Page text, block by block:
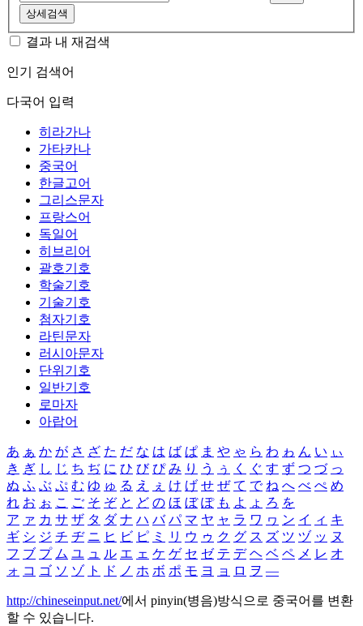
상세검색
결과 내 재검색
인기 검색어
다국어 입력
히라가나
가타카나
중국어
한글고어
그리스문자
프랑스어
독일어
히브리어
괄호기호
학술기호
기술기호
첨자기호
라틴문자
러시아문자
단위기호
일반기호
로마자
아랍어
あ ぁ か が さ ざ た だ な は ば ぱ ま や ゃ ら わ ゎ ん い ぃ
き ぎ し じ ち ぢ に ひ び ぴ み り う ぅ く ぐ す ず つ づ っ
ぬ ふ ぶ ぷ む ゆ ゅ る え ぇ け げ せ ぜ て で ね へ べ ぺ め
れ お ぉ こ ご そ ぞ と ど の ほ ぼ ぽ も よ ょ ろ を
ア ァ カ サ ザ タ ダ ナ ハ バ パ マ ヤ ャ ラ ワ ヮ ン イ ィ キ
ギ シ ジ チ ヂ ニ ヒ ビ ピ ミ リ ウ ゥ ク グ ス ズ ツ ヅ ッ ヌ
フ ブ プ ム ユ ュ ル エ ェ ケ ゲ セ ゼ テ デ ヘ ベ ペ メ レ オ
ォ コ ゴ ソ ゾ ト ド ノ ホ ボ ポ モ ヨ ョ ロ ヲ ―
http://chineseinput.net/에서 pinyin(병음)방식으로 중국어를 변환
할 수 있습니다.